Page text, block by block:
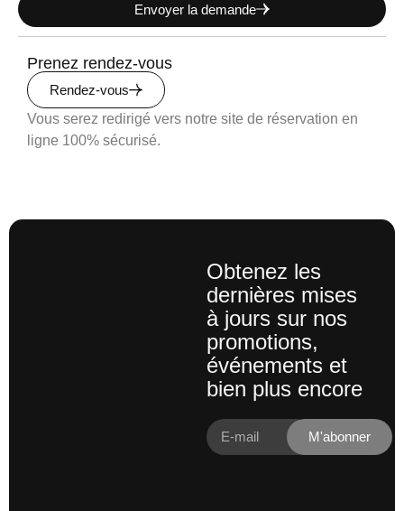
Envoyer la demande
Prenez rendez-vous
Rendez-vous
Vous serez redirigé vers notre site de réservation en
ligne 100% sécurisé.
Obtenez les
dernières mises
à jours sur nos
promotions,
événements et
bien plus encore
M'abonner